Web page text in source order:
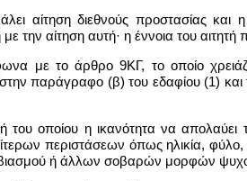
αίτηση διεθνούς προστασίας και
αίτηση αυτή· η έννοια του αιτητή
με το άρθρο 9ΚΓ, το οποίο
παράγραφο (β) του εδαφίου (1)
του οποίου η ικανότητα να
περιστάσεων όπως ηλικία,
ή άλλων σοβαρών μορφών